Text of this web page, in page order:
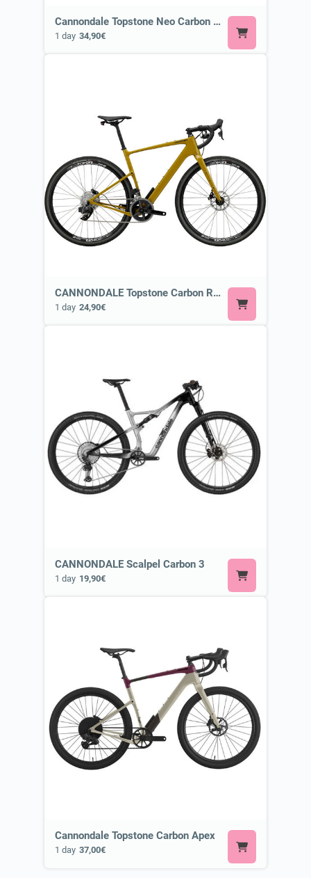
Cannondale Topstone Neo Carbon 3 Lefty or Similar
1 day 34,90€
CANNONDALE Topstone Carbon Rival Axs or Similar
1 day 24,90€
CANNONDALE Scalpel Carbon 3
1 day 19,90€
Cannondale Topstone Carbon Apex
1 day 37,00€